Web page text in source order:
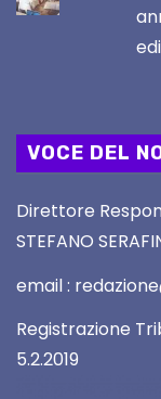
VOCE DEL
Direttore
STEFANO
email :
Registrazione
5.2.2019